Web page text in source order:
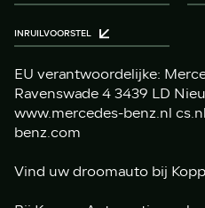
INRUILVOORSTEL
EU verantwoordelijke:
Ravenswade 4 3439 LD
www.mercedes-benz.nl
benz.com
Vind uw droomauto bij